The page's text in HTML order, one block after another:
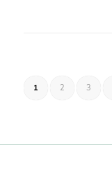
1 2 3